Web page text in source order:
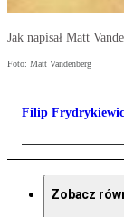
Jak napisał Matt
Foto: Matt Vandenberg
Filip
Zobacz